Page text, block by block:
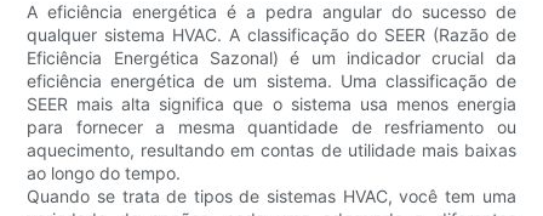
A eficiência energética é a pedra angular do sucesso de
qualquer sistema HVAC. A classificação do SEER (Razão de
Eficiência Energética Sazonal) é um indicador crucial da
eficiência energética de um sistema. Uma classificação de
SEER mais alta significa que o sistema usa menos energia
para fornecer a mesma quantidade de resfriamento ou
aquecimento, resultando em contas de utilidade mais baixas
ao longo do tempo.
Quando se trata de tipos de sistemas HVAC, você tem uma